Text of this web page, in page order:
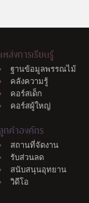
แหล่งการเรียนรู้
ฐานข้อมูลพรรณไม้
คลังความรู้
คอร์สเด็ก
คอร์สผู้ใหญ่
ลูกค้าองค์กร
สถานที่จัดงาน
รับส่วนลด
สนับสนุนอุทยาน
วิดีโอ